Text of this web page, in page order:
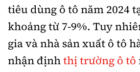
Lái xe an toàn
Bồi thường bảo hiểm
Xe xanh
Video
Review xe
Ảnh
tiêu dùng ô tô năm 2024
khoảng từ 7-9%. Tuy
gia và nhà sản xuất ô tô
nhận địnhthị trường ô tô